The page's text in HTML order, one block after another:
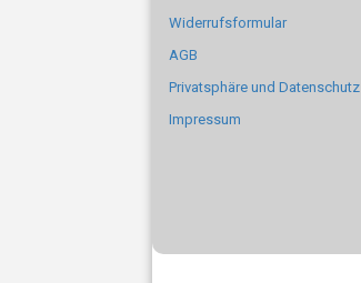
Widerrufsformular
AGB
Privatsphäre und Datenschutz
Impressum